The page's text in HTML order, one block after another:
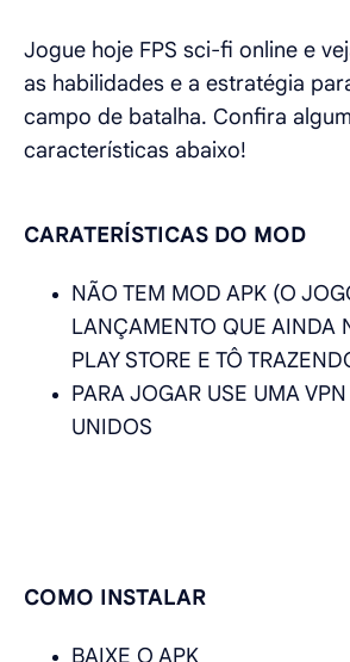
Jogue hoje FPS sci-fi online e
as habilidades e a estratégia
campo de batalha. Confira
características abaixo!
CARATERÍSTICAS DO MOD
NÃO TEM MOD APK (O
LANÇAMENTO QUE AINDA
PLAY STORE E TÔ
PARA JOGAR USE UMA
UNIDOS
COMO INSTALAR
BAIXE O APK